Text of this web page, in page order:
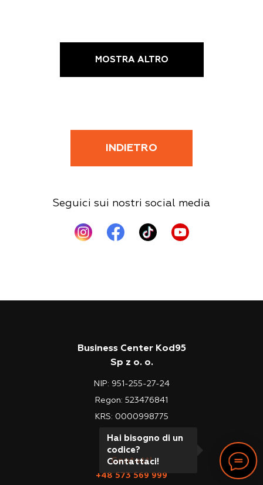
MOSTRA ALTRO
INDIETRO
Seguici sui nostri social media
Contatti
+48 573 569 999
Business Center Kod95
Sp z o. o.
NIP: 951-255-27-24
Regon: 523476841
KRS: 0000998775
Hai bisogno di un
codice?
Contattaci!